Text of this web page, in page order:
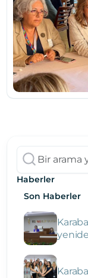
Haberler
Son Haberler